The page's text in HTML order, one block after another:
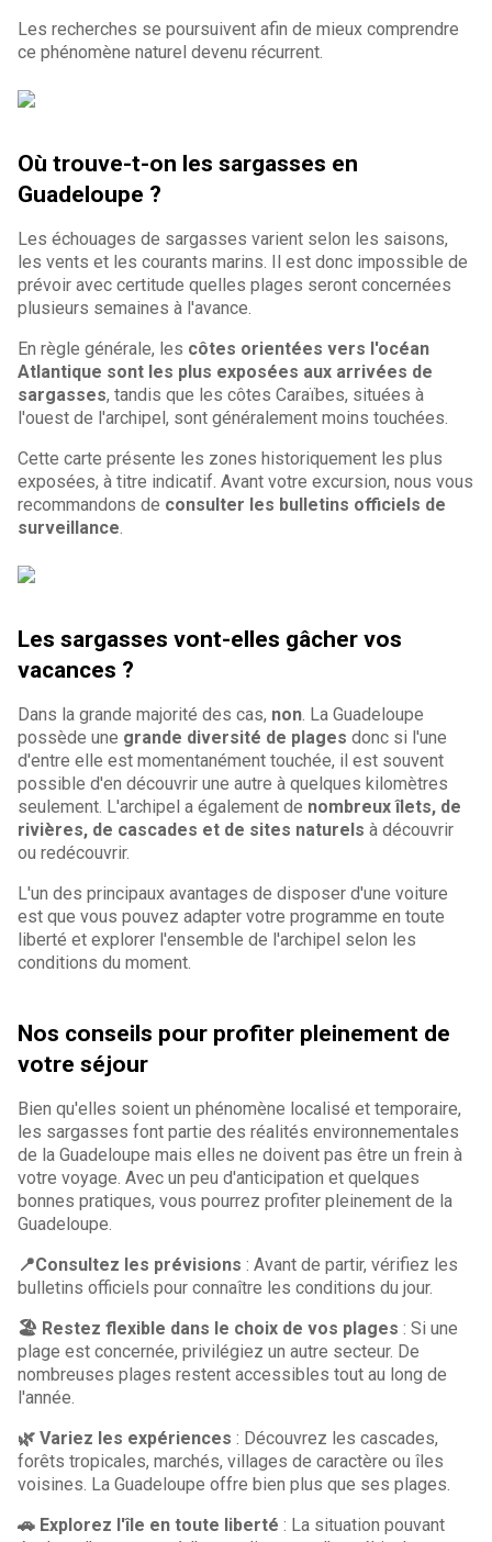
Les recherches se poursuivent afin de mieux comprendre
ce phénomène naturel devenu récurrent.
Où trouve-t-on les sargasses en
Guadeloupe ?
Les échouages de sargasses varient selon les saisons,
les vents et les courants marins. Il est donc impossible de
prévoir avec certitude quelles plages seront concernées
plusieurs semaines à l'avance.
En règle générale, les côtes orientées vers l'océan
Atlantique sont les plus exposées aux arrivées de
sargasses, tandis que les côtes Caraïbes, situées à
l'ouest de l'archipel, sont généralement moins touchées.
Cette carte présente les zones historiquement les plus
exposées, à titre indicatif. Avant votre excursion, nous vous
recommandons de consulter les bulletins officiels de
surveillance.
Les sargasses vont-elles gâcher vos
vacances ?
Dans la grande majorité des cas, non. La Guadeloupe
possède une grande diversité de plages donc si l'une
d'entre elle est momentanément touchée, il est souvent
possible d'en découvrir une autre à quelques kilomètres
seulement. L'archipel a également de nombreux îlets, de
rivières, de cascades et de sites naturels à découvrir
ou redécouvrir.
L'un des principaux avantages de disposer d'une voiture
est que vous pouvez adapter votre programme en toute
liberté et explorer l'ensemble de l'archipel selon les
conditions du moment.
Nos conseils pour profiter pleinement de
votre séjour
Bien qu'elles soient un phénomène localisé et temporaire,
les sargasses font partie des réalités environnementales
de la Guadeloupe mais elles ne doivent pas être un frein à
votre voyage. Avec un peu d'anticipation et quelques
bonnes pratiques, vous pourrez profiter pleinement de la
Guadeloupe.
📍Consultez les prévisions : Avant de partir, vérifiez les
bulletins officiels pour connaître les conditions du jour.
🏖️ Restez flexible dans le choix de vos plages : Si une
plage est concernée, privilégiez un autre secteur. De
nombreuses plages restent accessibles tout au long de
l'année.
🌿 Variez les expériences : Découvrez les cascades,
forêts tropicales, marchés, villages de caractère ou îles
voisines. La Guadeloupe offre bien plus que ses plages.
🚗 Explorez l'île en toute liberté : La situation pouvant